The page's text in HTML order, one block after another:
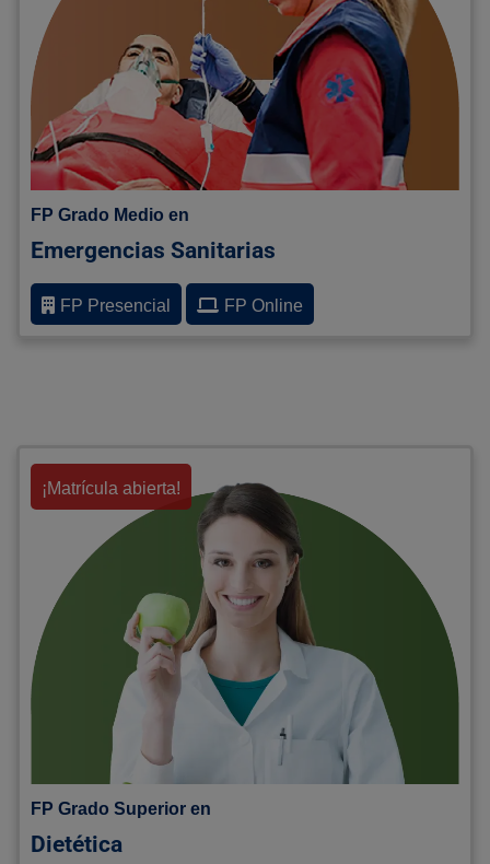
FP Grado Medio en
Emergencias Sanitarias
FP Presencial FP Online
¡Matrícula abierta!
FP Grado Superior en
Dietética